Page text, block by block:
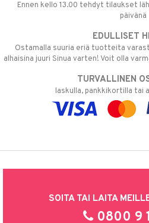
Ennen kello 13.00 tehdyt tilaukset
päivänä
EDULLISET
Ostamalla suuria eriä tuotteita
alhaisina juuri Sinua varten! Voit olla
TURVALLINEN
laskulla, pankkikortilla tai
SOITA TAI LAITA
0800 9